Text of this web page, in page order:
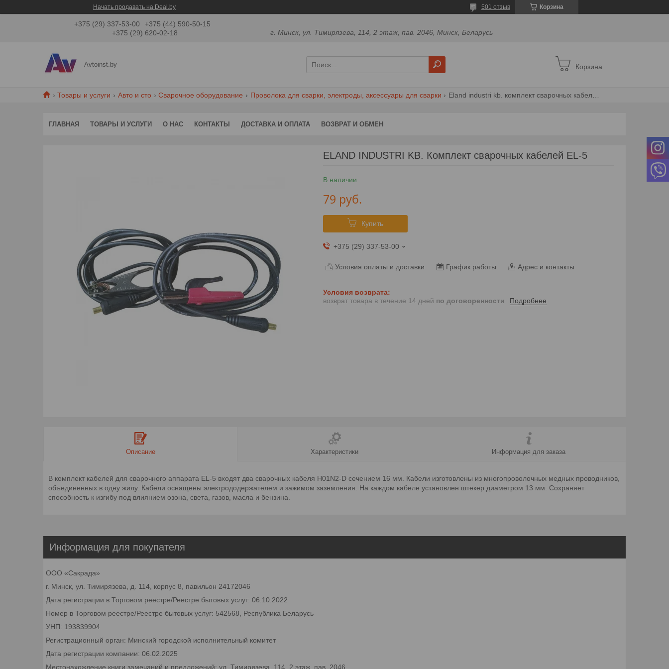
Начать продавать на Deal.by Корзина
501 отзыв
+375 (29) 337-53-00
+375 (44) 590-50-15
+375 (29) 620-02-18
г. Минск, ул. Тимирязева, 114, 2 этаж, пав. 2046, Минск, Беларусь
Avtoinst.by Корзина
Товары и услуги Авто и сто Сварочное оборудование Проволока для сварки, электроды, аксессуары для сварки
ГЛАВНАЯ ТОВАРЫ И УСЛУГИ О НАС КОНТАКТЫ ДОСТАВКА И ОПЛАТА ВОЗВРАТ И ОБМЕН
ELAND INDUSTRI KB. Комплект сварочных кабелей EL-5
В наличии
79 руб.
Купить
+375 (29) 337-53-00
Условия оплаты и доставки График работы Адрес и контакты
возврат товара в течение 14 дней по договоренности Подробнее
Описание Характеристики Информация для заказа
В комплект кабелей для сварочного аппарата EL-5 входят два сварочных кабеля H01N2-D сечением 16 мм. Кабели изготовлены из многопроволочных медных проводников,
объединенных в одну жилу. Кабели оснащены электрододержателем и зажимом заземления. На каждом кабеле установлен штекер диаметром 13 мм. Сохраняет
способность к изгибу под влиянием озона, света, газов, масла и бензина.
Информация для покупателя
ООО «Сакрада»
г. Минск, ул. Тимирязева, д. 114, корпус 8, павильон 24172046
Дата регистрации в Торговом реестре/Реестре бытовых услуг: 06.10.2022
Номер в Торговом реестре/Реестре бытовых услуг: 542568, Республика Беларусь
УНП: 193839904
Регистрационный орган: Минский городской исполнительный комитет
Дата регистрации компании: 06.02.2025
Местонахождение книги замечаний и предложений: ул. Тимирязева, 114, 2 этаж, пав. 2046